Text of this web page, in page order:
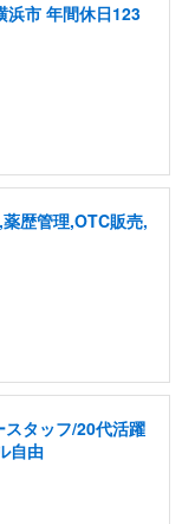
浜市 年間休日123
歴管理,OTC販売,
タッフ/20代活躍
自由